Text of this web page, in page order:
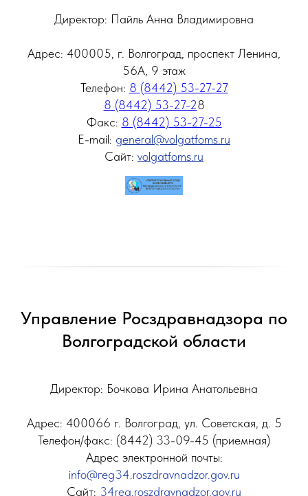
Директор: Пайль Анна Владимировна
Адрес: 400005, г. Волгоград, проспект Ленина,
56А, 9 этаж
Телефон: 8 (8442) 53-27-27
8 (8442) 53-27-28
Факс: 8 (8442) 53-27-25
E-mail: general@volgatfoms.ru
Сайт: volgatfoms.ru
Управление Росздравнадзора по
Волгоградской области
Директор: Бочкова Ирина Анатольевна
Адрес: 400066 г. Волгоград, ул. Советская, д. 5
Телефон/факс: (8442) 33-09-45 (приемная)
Адрес электронной почты:
info@геg34.roszdravnadzor.gov.ru
Сайт: 34reg.roszdravnadzor.gov.ru